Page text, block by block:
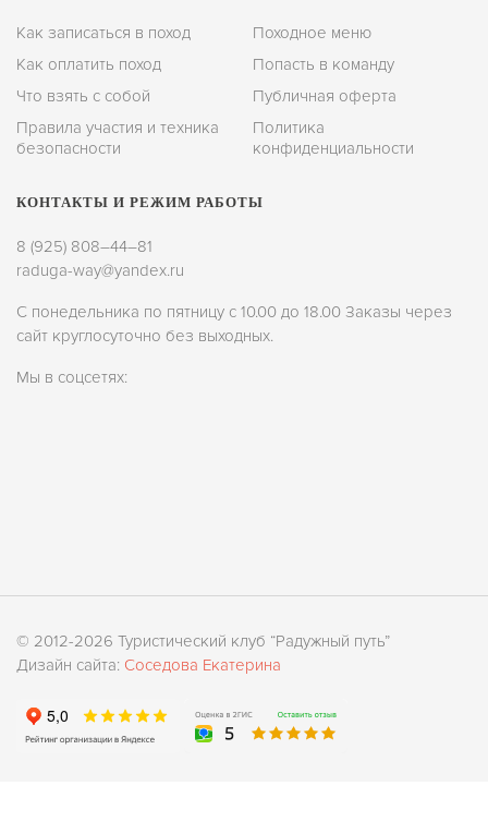
Как записаться в поход
Как оплатить поход
Что взять с собой
Правила участия и техника
безопасности
Походное меню
Попасть в команду
Публичная оферта
Политика
конфиденциальности
КОНТАКТЫ И РЕЖИМ РАБОТЫ
8 (925) 808–44–81
raduga-way@yandex.ru
С понедельника по пятницу с 10.00 до 18.00 Заказы через
сайт круглосуточно без выходных.
Мы в соцсетях:
© 2012-2026 Туристический клуб “Радужный путь”
Дизайн сайта: Соседова Екатерина